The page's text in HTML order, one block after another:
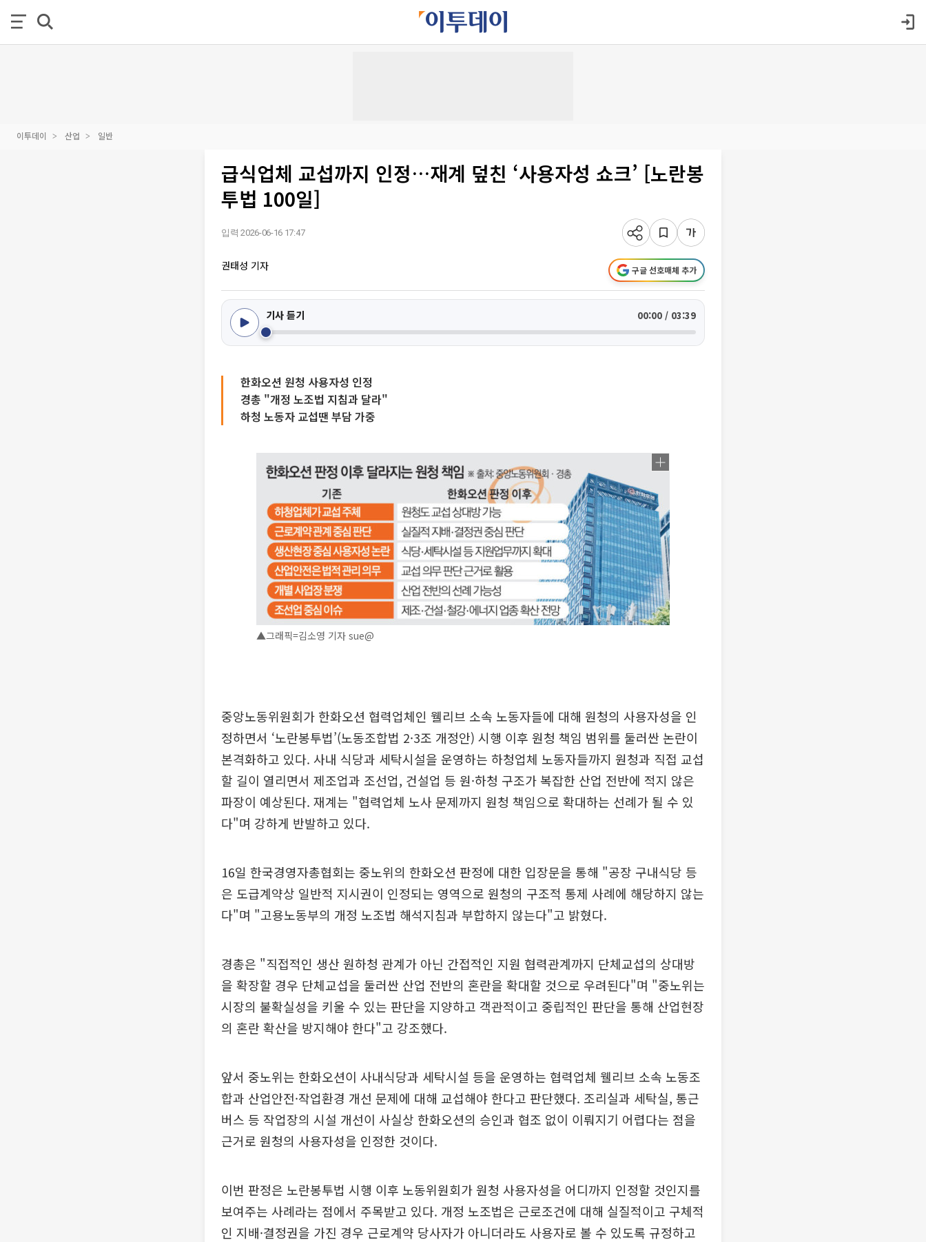
이투데이 산업 일반
급식업체 교섭까지 인정…재계 덮친 ‘사용자성 쇼크’ [노란봉
투법 100일]
입력 2026-06-16 17:47
권태성 기자 구글 선호매체 추가
기사 듣기 00:00 / 03:39
한화오션 원청 사용자성 인정
경총 "개정 노조법 지침과 달라"
하청 노동자 교섭땐 부담 가중
▲그래픽=김소영 기자 sue@
중앙노동위원회가 한화오션 협력업체인 웰리브 소속 노동자들에 대해 원청의 사용자성을 인
정하면서 ‘노란봉투법’(노동조합법 2·3조 개정안) 시행 이후 원청 책임 범위를 둘러싼 논란이
본격화하고 있다. 사내 식당과 세탁시설을 운영하는 하청업체 노동자들까지 원청과 직접 교섭
할 길이 열리면서 제조업과 조선업, 건설업 등 원·하청 구조가 복잡한 산업 전반에 적지 않은
파장이 예상된다. 재계는 "협력업체 노사 문제까지 원청 책임으로 확대하는 선례가 될 수 있
다"며 강하게 반발하고 있다.
16일 한국경영자총협회는 중노위의 한화오션 판정에 대한 입장문을 통해 "공장 구내식당 등
은 도급계약상 일반적 지시권이 인정되는 영역으로 원청의 구조적 통제 사례에 해당하지 않는
다"며 "고용노동부의 개정 노조법 해석지침과 부합하지 않는다"고 밝혔다.
경총은 "직접적인 생산 원하청 관계가 아닌 간접적인 지원 협력관계까지 단체교섭의 상대방
을 확장할 경우 단체교섭을 둘러싼 산업 전반의 혼란을 확대할 것으로 우려된다"며 "중노위는
시장의 불확실성을 키울 수 있는 판단을 지양하고 객관적이고 중립적인 판단을 통해 산업현장
의 혼란 확산을 방지해야 한다"고 강조했다.
앞서 중노위는 한화오션이 사내식당과 세탁시설 등을 운영하는 협력업체 웰리브 소속 노동조
합과 산업안전·작업환경 개선 문제에 대해 교섭해야 한다고 판단했다. 조리실과 세탁실, 통근
버스 등 작업장의 시설 개선이 사실상 한화오션의 승인과 협조 없이 이뤄지기 어렵다는 점을
근거로 원청의 사용자성을 인정한 것이다.
이번 판정은 노란봉투법 시행 이후 노동위원회가 원청 사용자성을 어디까지 인정할 것인지를
보여주는 사례라는 점에서 주목받고 있다. 개정 노조법은 근로조건에 대해 실질적이고 구체적
인 지배·결정권을 가진 경우 근로계약 당사자가 아니더라도 사용자로 볼 수 있도록 규정하고